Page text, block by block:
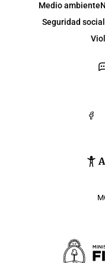
Medio ambiente
Seguridad social